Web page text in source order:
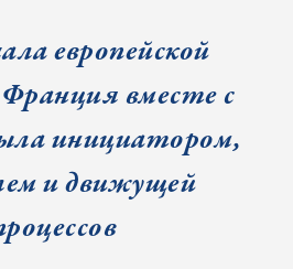
европейской
вместе с
инициатором,
и движущей